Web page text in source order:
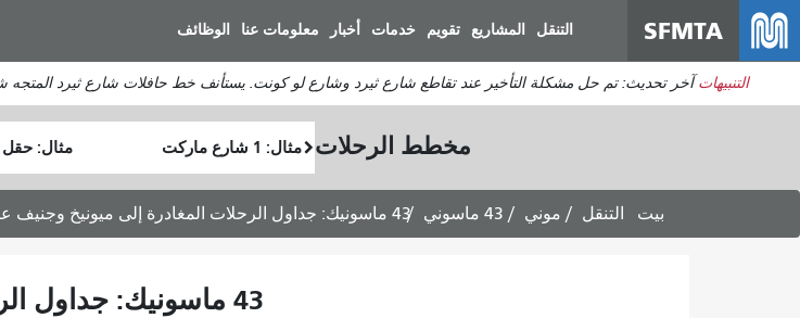
المحتوى
الرئيسي
SFMTA التنقل المشاريع تقويم خدمات أخبار معلومات عنا الوظائف
التنبيهات آخر تحديث: تم حل مشكلة التأخير عند تقاطع شارع ثيرد وشارع لو كونت. يستأنف خط حافلات شارع ثيرد المتجه
مخطط الرحلات
البداية
بيت التنقل موني 43 ماسوني 43 ماسونيك: جداول الرحلات المغادرة إلى ميونيخ وجنيف عبر بريسيديو
43 ماسونيك: جداول الرحلات المتجهة إلى فورت ماسون عبر بريسيديو